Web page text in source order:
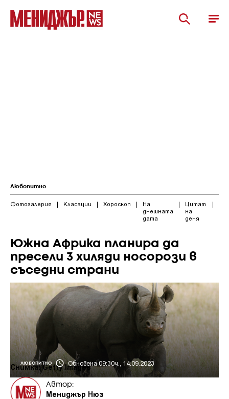
Любопитно
Фотогалерия | Класации | Хороскоп |
На
днешната
дата
|
Цитат
на
деня
|
Южна Африка планира да
пресели 3 хиляди носорози в
съседни страни
ЛЮБОПИТНО Обновена 09:30ч., 14.09.2023
Снимка: Getty Images
Автор:
Мениджър Нюз